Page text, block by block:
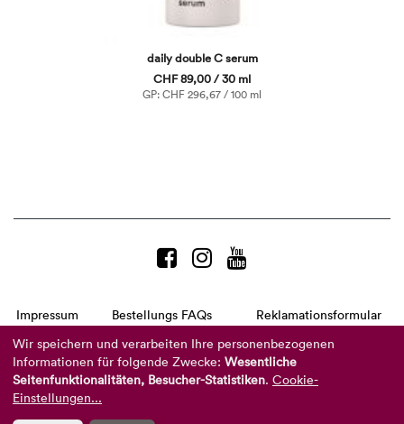
daily double C serum
CHF 89,00 / 30 ml
GP: CHF 296,67 / 100 ml
Impressum Bestellungs FAQs
Reklamationsformular
AGB
Datenschutzerklärung
Barrierefreiheitserklärung
Telefon:+49 8104 8873-310
(Mo-Do: 9-16 Uhr und Fr: 9-14 Uhr)
Wir speichern und verarbeiten Ihre personenbezogenen
Informationen für folgende Zwecke: Wesentliche
Seitenfunktionalitäten, Besucher-Statistiken. Cookie-
Einstellungen...